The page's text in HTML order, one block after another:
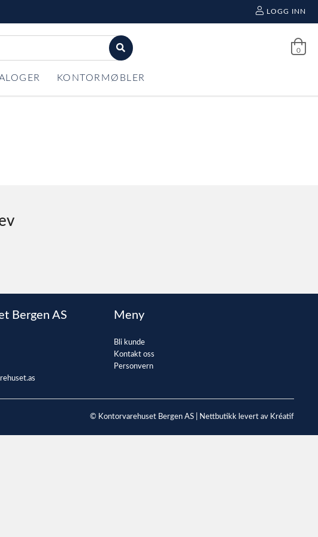
LOGG INN
0
KONTORMØBLER
Bergen AS Meny
Bli kunde
Kontakt oss
Personvern
© Kontorvarehuset Bergen AS | Nettbutikk levert av Kréatif